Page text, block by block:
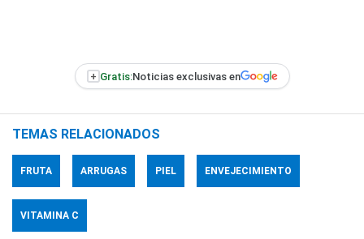
+ Gratis:Noticias exclusivas en
TEMAS RELACIONADOS
FRUTA ARRUGAS PIEL ENVEJECIMIENTO
VITAMINA C